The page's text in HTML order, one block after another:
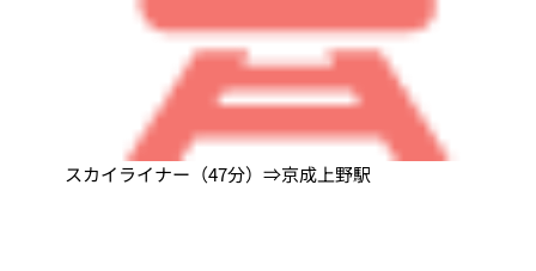
スカイライナー（47分）⇒京成上野駅